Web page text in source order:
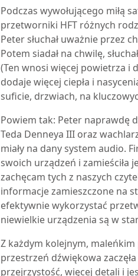
Podczas wywołującego miłą
przetworniki HFT różnych
Peter słuchał uważnie przez
Potem siadał na chwilę,
(Ten wnosi więcej powietrza i
dodaje więcej ciepła i
suficie, drzwiach, na
Powiem tak: Peter naprawdę
Teda Denneya III oraz
miały na dany system audio.
swoich urządzeń i
zachęcam tych z naszych
informacje zamieszczone na
efektywnie wykorzystać
niewielkie urządzenia są w
Z każdym kolejnym,
przestrzeń dźwiękowa
przejrzystość, więcej detali i